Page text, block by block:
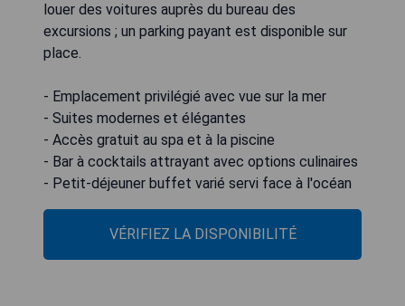
louer des voitures auprès du bureau des
excursions ; un parking payant est disponible sur
place.
- Emplacement privilégié avec vue sur la mer
- Suites modernes et élégantes
- Accès gratuit au spa et à la piscine
- Bar à cocktails attrayant avec options culinaires
- Petit-déjeuner buffet varié servi face à l'océan
VÉRIFIEZ LA DISPONIBILITÉ